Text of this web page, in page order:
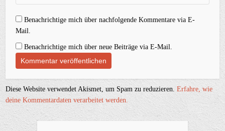
Benachrichtige mich über nachfolgende Kommentare via E-
Mail.
Benachrichtige mich über neue Beiträge via E-Mail.
Diese Website verwendet Akismet, um Spam zu reduzieren.Erfahre, wie
deine Kommentardaten verarbeitet werden.